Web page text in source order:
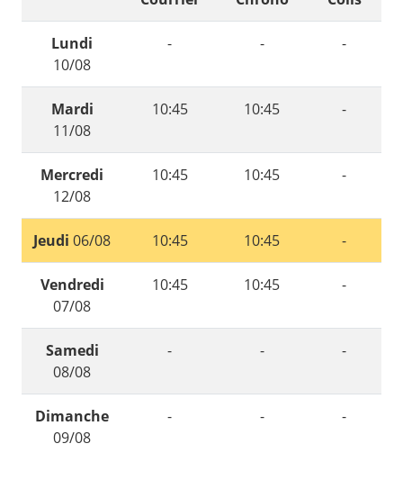
Lundi
10/08
- - -
Mardi
11/08
10:45 10:45 -
Mercredi
12/08
10:45 10:45 -
Jeudi 06/08 10:45 10:45 -
Vendredi
07/08
10:45 10:45 -
Samedi
08/08
- - -
Dimanche
09/08
- - -